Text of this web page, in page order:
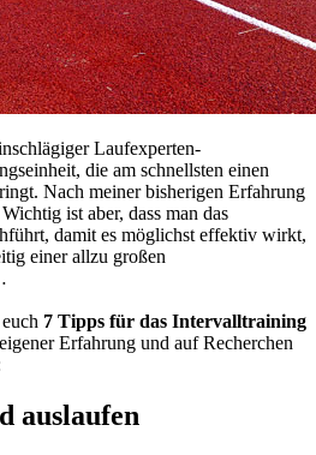
Laufexperten-
die am schnellsten einen
Nach meiner bisherigen Erfahrung
ist aber, dass man das
damit es möglichst effektiv wirkt,
einer allzu großen
7 Tipps für das Intervalltraining
Erfahrung und auf Recherchen
auslaufen